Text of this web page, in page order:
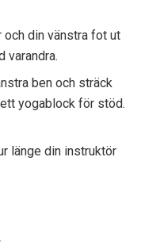
din vänstra fot ut
varandra.
ben och sträck
yogablock för stöd.
länge din instruktör